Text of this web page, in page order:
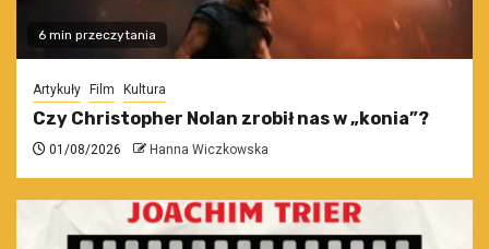
6 min przeczytania
Artykuły Film Kultura
Czy Christopher Nolan zrobił nas w „konia”?
01/08/2026 Hanna Wiczkowska